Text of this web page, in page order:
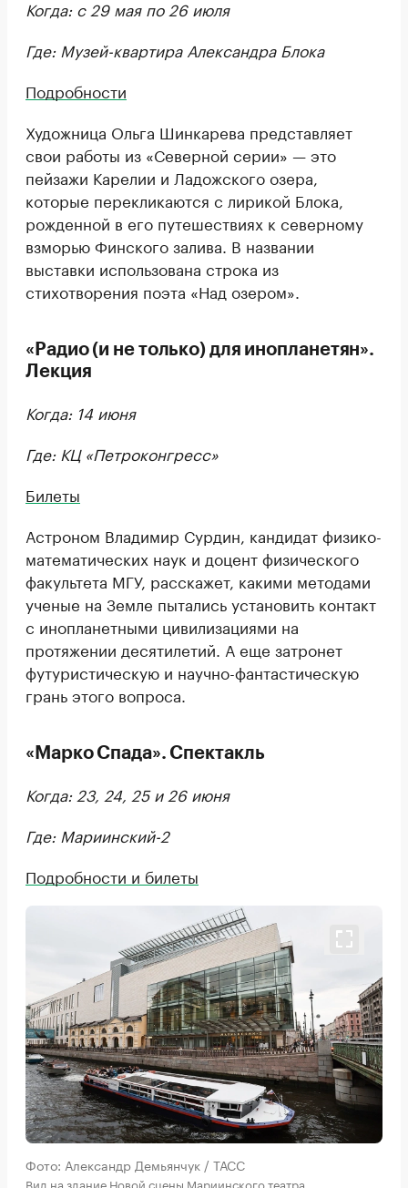
Когда: с 29 мая по 26 июля
Где: Музей-квартира Александра Блока
Подробности
Художница Ольга Шинкарева представляет
свои работы из «Северной серии» — это
пейзажи Карелии и Ладожского озера,
которые перекликаются с лирикой Блока,
рожденной в его путешествиях к северному
взморью Финского залива. В названии
выставки использована строка из
стихотворения поэта «Над озером».
«Радио (и не только) для инопланетян».
Лекция
Когда: 14 июня
Где: КЦ «Петроконгресс»
Билеты
Астроном Владимир Сурдин, кандидат физико-
математических наук и доцент физического
факультета МГУ, расскажет, какими методами
ученые на Земле пытались установить контакт
с инопланетными цивилизациями на
протяжении десятилетий. А еще затронет
футуристическую и научно-фантастическую
грань этого вопроса.
«Марко Спада». Спектакль
Когда: 23, 24, 25 и 26 июня
Где: Мариинский-2
Подробности и билеты
Фото: Александр Демьянчук / ТАСС
Вид на здание Новой сцены Мариинского театра